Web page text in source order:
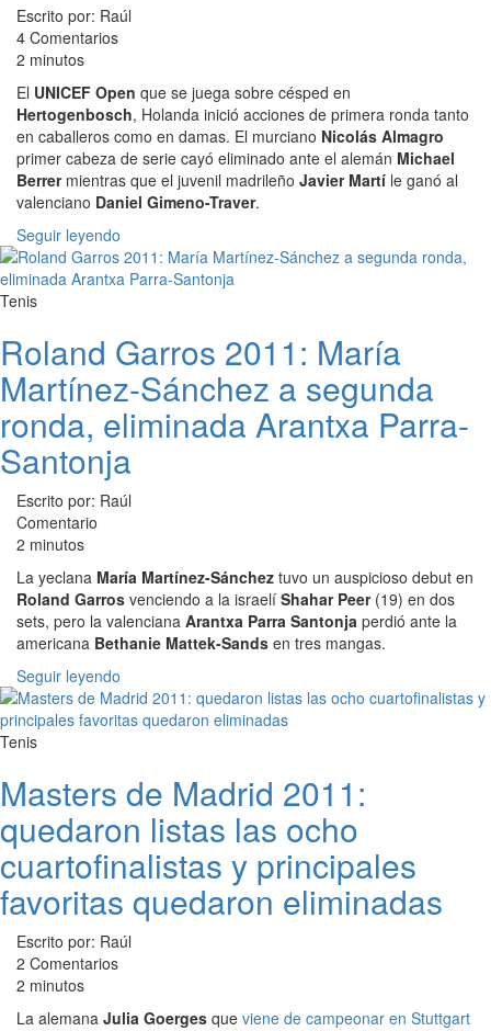
Escrito por: Raúl
4 Comentarios
2 minutos
El UNICEF Open que se juega sobre césped en
Hertogenbosch, Holanda inició acciones de primera ronda tanto
en caballeros como en damas. El murciano Nicolás Almagro
primer cabeza de serie cayó eliminado ante el alemán Michael
Berrer mientras que el juvenil madrileño Javier Martí le ganó al
valenciano Daniel Gimeno-Traver.
Seguir leyendo
Tenis
Roland Garros 2011: María
Martínez-Sánchez a segunda
ronda, eliminada Arantxa Parra-
Santonja
Escrito por: Raúl
Comentario
2 minutos
La yeclana María Martínez-Sánchez tuvo un auspicioso debut en
Roland Garros venciendo a la israelí Shahar Peer (19) en dos
sets, pero la valenciana Arantxa Parra Santonja perdió ante la
americana Bethanie Mattek-Sands en tres mangas.
Seguir leyendo
Tenis
Masters de Madrid 2011:
quedaron listas las ocho
cuartofinalistas y principales
favoritas quedaron eliminadas
Escrito por: Raúl
2 Comentarios
2 minutos
La alemana Julia Goerges que viene de campeonar en Stuttgart